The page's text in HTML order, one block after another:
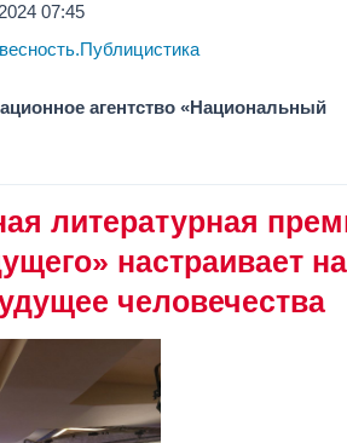
07:45
агентство «Национальный
литературная
настраивает на
человечества